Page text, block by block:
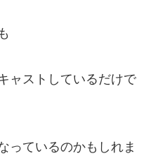
ャストしているだけで
っているのかもしれま